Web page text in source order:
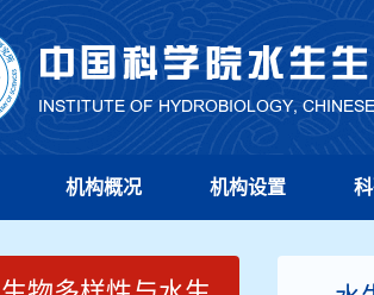
机构概况 机构设置